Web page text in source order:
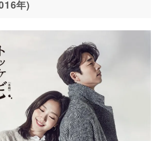
年)